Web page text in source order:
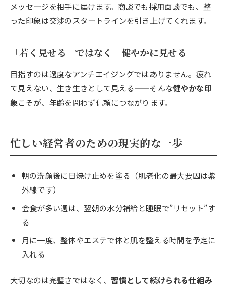
メッセージを相手に届けます。商談でも採用面談でも、整
った印象は交渉のスタートラインを引き上げてくれます。
「若く見せる」ではなく「健やかに見せる」
目指すのは過度なアンチエイジングではありません。疲れ
て見えない、生き生きとして見える——そんな健やかな印
象こそが、年齢を問わず信頼につながります。
忙しい経営者のための現実的な一歩
朝の洗顔後に日焼け止めを塗る（肌老化の最大要因は紫
外線です）
会食が多い週は、翌朝の水分補給と睡眠で”リセット”す
る
月に一度、整体やエステで体と肌を整える時間を予定に
入れる
大切なのは完璧さではなく、習慣として続けられる仕組み